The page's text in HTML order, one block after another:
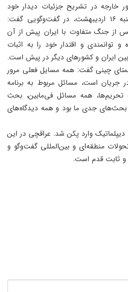
خارجه در تشریح جزئیات دیدار خود
با «وانگ یی» وزیر امور خارجه چین چهارشنبه ۱۶ اردیبهشت، در گفت‌وگویی گفت:
از جنگ متفاوت با ایران پیش از آن
توانمندی و اقتدار خود را به اثبات
ایران و کشورهای دیگر در پیش است.
چینی گفت: همه مسایل فعلی مرور
جریان است، مسائل مربوط به برنامه
تحریم‌ها، همه مسائل فی‌مابین، بحث
بحث‌های جدی ما بود و همه دیدگاه‌های
دیپلماتیک وارد پکن شد. عراقچی در این
منطقه‌ای و بین‌المللی گفت‌وگو و
و ثابت قدم است.